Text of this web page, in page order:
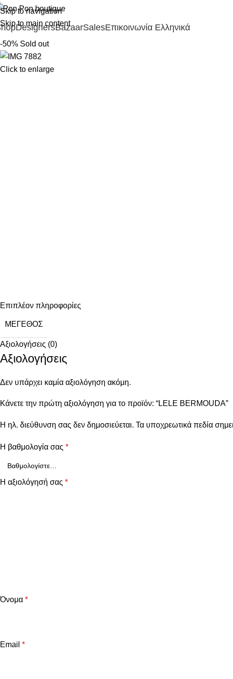
Skip to navigation
Skip to main content
DesignersBazaarSalesΕπικοινωνία Ελληνικά
-50% Sold out
Click to enlarge
Επιπλέον πληροφορίες
ΜΈΓΕΘΟΣ
Αξιολογήσεις (0)
Αξιολογήσεις
Δεν υπάρχει καμία αξιολόγηση ακόμη.
Κάνετε την πρώτη αξιολόγηση για το προϊόν: “LELE BERMOUDA”
Η ηλ. διεύθυνση σας δεν δημοσιεύεται. Τα υποχρεωτικά πεδία
Η βαθμολογία σας *
Η αξιολόγησή σας *
Όνομα *
Email *